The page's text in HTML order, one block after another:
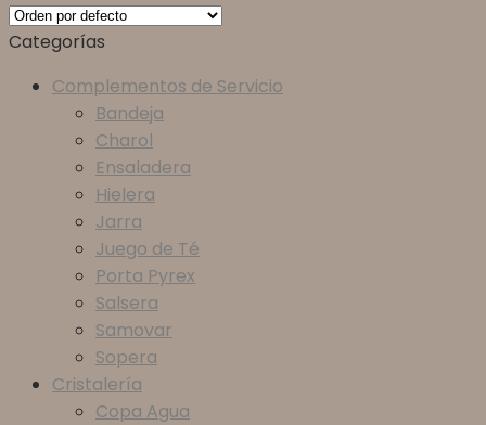
Categorías
Complementos de Servicio
Bandeja
Charol
Ensaladera
Hielera
Jarra
Juego de Té
Porta Pyrex
Salsera
Samovar
Sopera
Cristalería
Copa Agua